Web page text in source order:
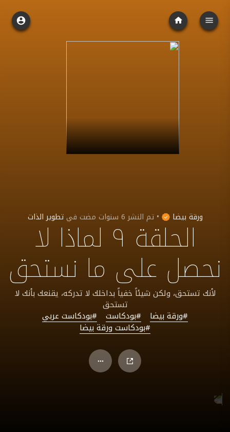
ورقة بيضا • تم النشر6 سنوات مضت فيتطوير الذات
الحلقة ٩ لماذا لا
نحصل على ما نستحق
لأنك تستحق، ولكن شيئاً خفياً بداخلك لا تدركه، يقنعك بأنك لا
تستحق
#ورقة بيضا #بودكاست
#بودكاست عربي
#بودكاست ورقة بيضا